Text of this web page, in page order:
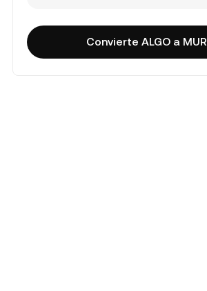
Convierte ALGO a MUR